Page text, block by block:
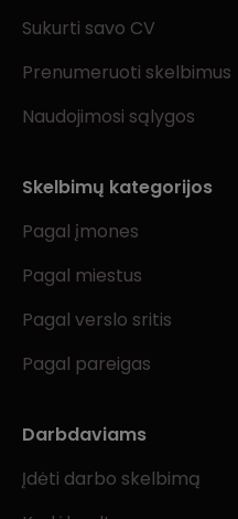
Sukurti savo CV
Prenumeruoti skelbimus
Naudojimosi sąlygos
Skelbimų kategorijos
Pagal įmones
Pagal miestus
Pagal verslo sritis
Pagal pareigas
Darbdaviams
Įdėti darbo skelbimą